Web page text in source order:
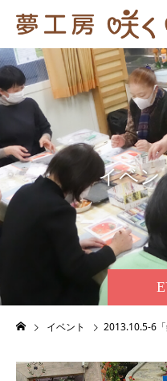
イベン
イベント 2013.10.5-6「